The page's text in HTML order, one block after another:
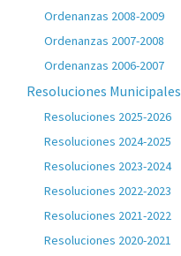
Ordenanzas 2008-2009
Ordenanzas 2007-2008
Ordenanzas 2006-2007
Resoluciones Municipales
Resoluciones 2025-2026
Resoluciones 2024-2025
Resoluciones 2023-2024
Resoluciones 2022-2023
Resoluciones 2021-2022
Resoluciones 2020-2021